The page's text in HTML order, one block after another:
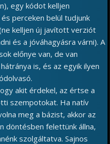
egy kódot kelljen
perceken belül tudjunk
kelljen új javított verziót
és a jóváhagyásra várni). A
előnye van, de van
is, és az egyik ilyen
akit érdekel, az értse a
szempotokat. Ha natív
meg a bázist, akkor az
döntésben felettünk állna,
szolgáltatva. Sajnos